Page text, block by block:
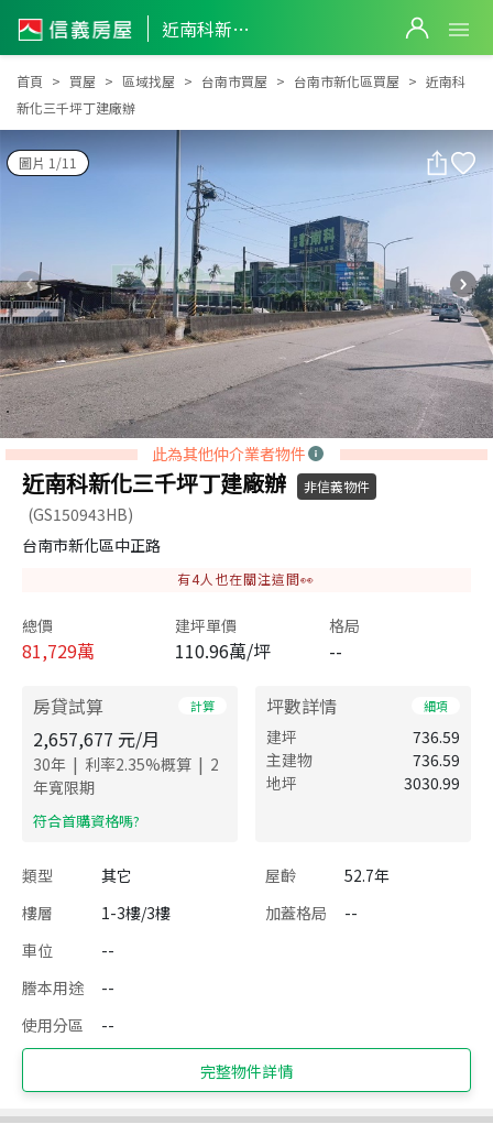
近南科新化三千坪丁建廠辦
近南科新化三千坪丁建廠辦
首頁 買屋 區域找屋 台南市買屋 台南市新化區買屋
近南科
新化三千坪丁建廠辦
圖片 1/11
此為其他仲介業者物件
近南科新化三千坪丁建廠辦 非信義物件
(GS150943HB)
台南市新化區中正路
有4人也在關注這間👀
總價
81,729萬
建坪單價
110.96萬/坪
格局
--
房貸試算 計算
2,657,677 元/月
30年 | 利率2.35%概算 | 2
年寬限期
​符合首購資格嗎?
坪數詳情 細項
建坪
736.59
主建物
736.59
地坪
3030.99
類型 其它 屋齡
52.7年
樓層
1-3樓/3樓 加蓋格局
--
車位
--
謄本用途
--
使用分區
--
完整物件詳情